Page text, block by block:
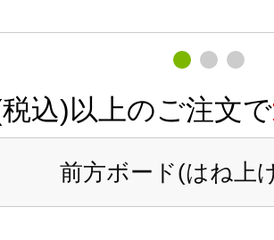
込)以上のご注文で
前方ボード(はね